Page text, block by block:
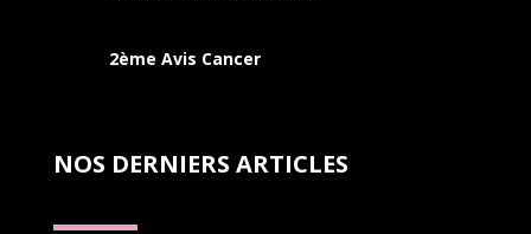
2ème Avis Cancer
NOS DERNIERS ARTICLES